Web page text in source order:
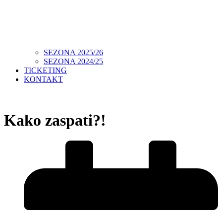
SEZONA 2025/26
SEZONA 2024/25
TICKETING
KONTAKT
Kako zaspati?!